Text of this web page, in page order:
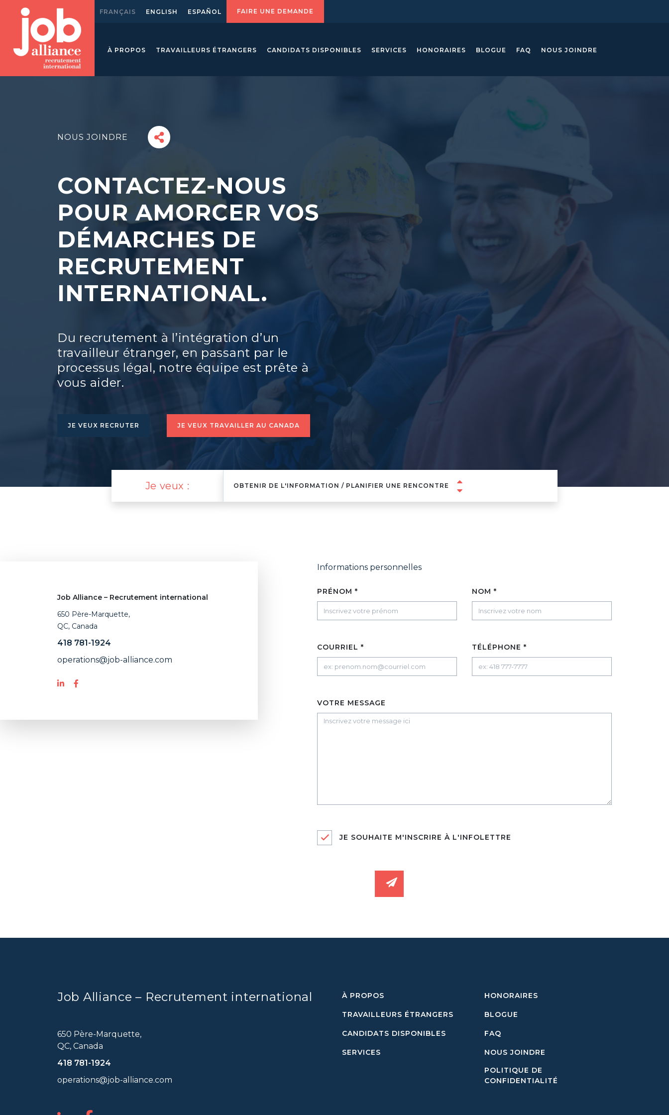
FRANÇAIS ENGLISH ESPAÑOL FAIRE UNE DEMANDE
À PROPOS TRAVAILLEURS ÉTRANGERS CANDIDATS DISPONIBLES SERVICES HONORAIRES BLOGUE FAQ NOUS JOINDRE
NOUS JOINDRE
CONTACTEZ-NOUS
POUR AMORCER VOS
DÉMARCHES DE
RECRUTEMENT
INTERNATIONAL.
Du recrutement à l’intégration d’un
travailleur étranger, en passant par le
processus légal, notre équipe est prête à
vous aider.
JE VEUX RECRUTER JE VEUX TRAVAILLER AU CANADA
Je veux : OBTENIR DE L'INFORMATION / PLANIFIER UNE RENCONTRE
Job Alliance – Recrutement international
650 Père-Marquette,
QC, Canada
418 781-1924
operations@job-alliance.com
Informations personnelles
PRÉNOM * NOM *
COURRIEL * TÉLÉPHONE *
VOTRE MESSAGE
JE SOUHAITE M'INSCRIRE À L'INFOLETTRE
Job Alliance – Recrutement international
650 Père-Marquette,
QC, Canada
418 781-1924
operations@job-alliance.com
À PROPOS
TRAVAILLEURS ÉTRANGERS
CANDIDATS DISPONIBLES
SERVICES
HONORAIRES
BLOGUE
FAQ
NOUS JOINDRE
POLITIQUE DE
CONFIDENTIALITÉ